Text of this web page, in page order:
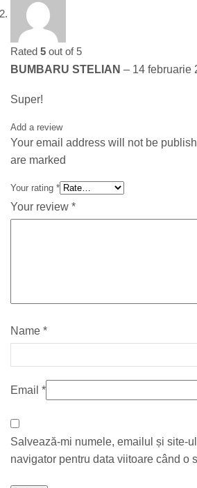
Rated 5 out of 5
BUMBARU STELIAN – 14 februarie
Super!
Add a review
Your email address will not be
are marked
Your rating *
Your review *
Name *
Email *
Salvează-mi numele, emailul și site-
navigator pentru data viitoare când o